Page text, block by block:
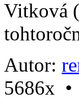
Vitková
Autor:
5686x •